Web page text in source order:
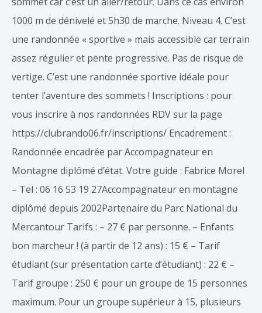
1000 m de dénivelé et 5h30 de marche. Niveau 4. C’est
une randonnée « sportive » mais accessible car terrain
assez régulier et pente progressive. Pas de risque de
vertige. C’est une randonnée sportive idéale pour
tenter l’aventure des sommets ! Inscriptions : pour
vous inscrire à nos randonnées RDV sur la page
https://clubrando06.fr/inscriptions/ Encadrement :
Randonnée encadrée par Accompagnateur en
Montagne diplômé d’état. Votre guide : Fabrice Morel
– Tel : 06 16 53 19 27Accompagnateur en montagne
diplômé depuis 2002Partenaire du Parc National du
Mercantour Tarifs : – 27 € par personne. – Enfants
bon marcheur ! (à partir de 12 ans) : 15 € – Tarif
étudiant (sur présentation carte d’étudiant) : 22 € –
Tarif groupe : 250 € pour un groupe de 15 personnes
maximum. Pour un groupe supérieur à 15, plusieurs